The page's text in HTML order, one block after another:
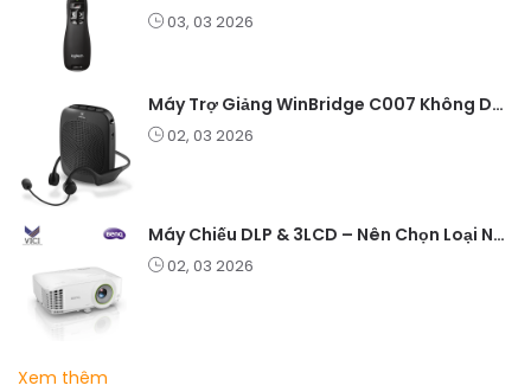
03, 03 2026
Máy Trợ Giảng WinBridge C007 Không Dây – Pin Lâu, Âm Thanh Rõ
02, 03 2026
Máy Chiếu DLP & 3LCD – Nên Chọn Loại Nào Cho Văn Phòng & Giải Trí?
02, 03 2026
Xem thêm